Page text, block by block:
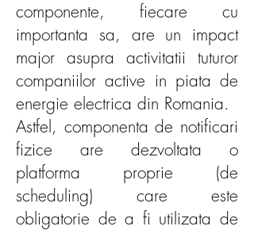
componente, fiecare cu
importanta sa, are un impact
major asupra activitatii tuturor
companiilor active in piata de
energie electrica din Romania.
Astfel, componenta de notificari
fizice are dezvoltata o
platforma proprie (de
scheduling) care este
obligatorie de a fi utilizata de